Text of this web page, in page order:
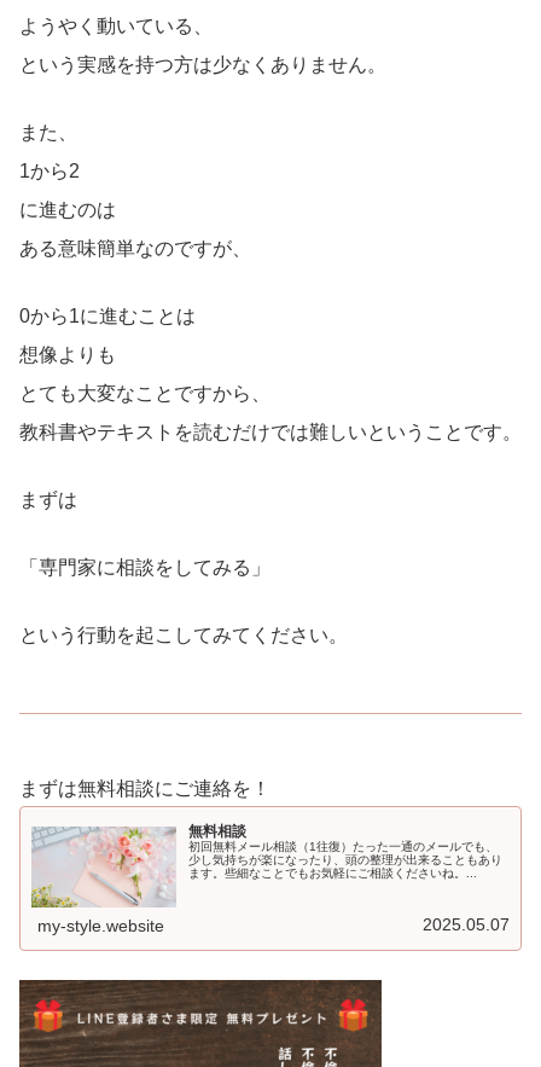
ようやく動いている、
という実感を持つ方は少なくありません。
また、
1から2
に進むのは
ある意味簡単なのですが、
0から1に進むことは
想像よりも
とても大変なことですから、
教科書やテキストを読むだけでは難しいということです。
まずは
「専門家に相談をしてみる」
という行動を起こしてみてください。
まずは無料相談にご連絡を！
無料相談
初回無料メール相談（1往復）たった一通のメールでも、
少し気持ちが楽になったり、頭の整理が出来ることもあり
ます。些細なことでもお気軽にご相談くださいね。...
my-style.website 2025.05.07